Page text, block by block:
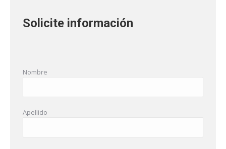
Solicite información
Nombre
Apellido